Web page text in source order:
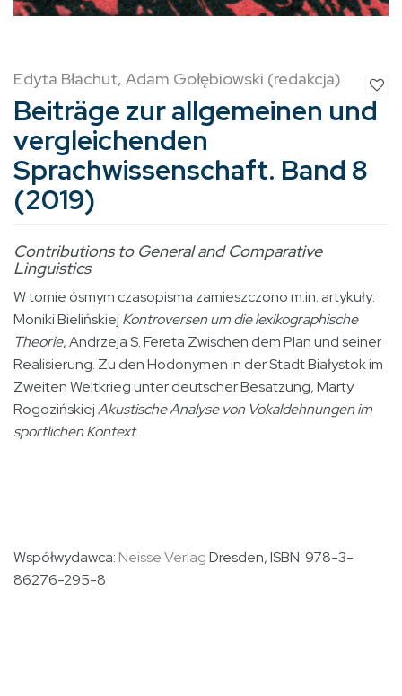
Edyta Błachut, Adam Gołębiowski (redakcja)
Beiträge zur allgemeinen und
vergleichenden
Sprachwissenschaft. Band 8
(2019)
Contributions to General and Comparative
Linguistics
W tomie ósmym czasopisma zamieszczono m.in. artykuły:
Moniki Bielińskiej Kontroversen um die lexikographische
Theorie, Andrzeja S. Fereta Zwischen dem Plan und seiner
Realisierung. Zu den Hodonymen in der Stadt Białystok im
Zweiten Weltkrieg unter deutscher Besatzung, Marty
RogozińskiejAkustische Analyse von Vokaldehnungen im
sportlichen Kontext.
Współwydawca: Neisse VerlagDresden, ISBN: 978-3-
86276-295-8